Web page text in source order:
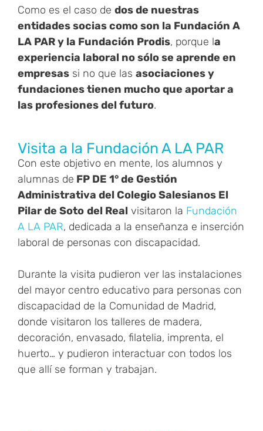
Como es el caso de dos de nuestras
entidades socias como son la Fundación A
LA PAR y la Fundación Prodis, porque la
experiencia laboral no sólo se aprende en
empresas si no que las asociaciones y
fundaciones tienen mucho que aportar a
las profesiones del futuro.
Visita a la Fundación A LA PAR
Con este objetivo en mente, los alumnos y
alumnas de FP DE 1° de Gestión
Administrativa del Colegio Salesianos El
Pilar de Soto del Real visitaron la Fundación
A LA PAR, dedicada a la enseñanza e inserción
laboral de personas con discapacidad.
Durante la visita pudieron ver las instalaciones
del mayor centro educativo para personas con
discapacidad de la Comunidad de Madrid,
donde visitaron los talleres de madera,
decoración, envasado, filatelia, imprenta, el
huerto… y pudieron interactuar con todos los
que allí se forman y trabajan.